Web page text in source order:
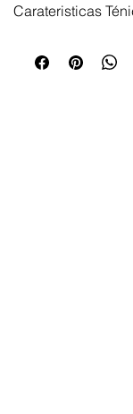
Carateristicas
Impressoras